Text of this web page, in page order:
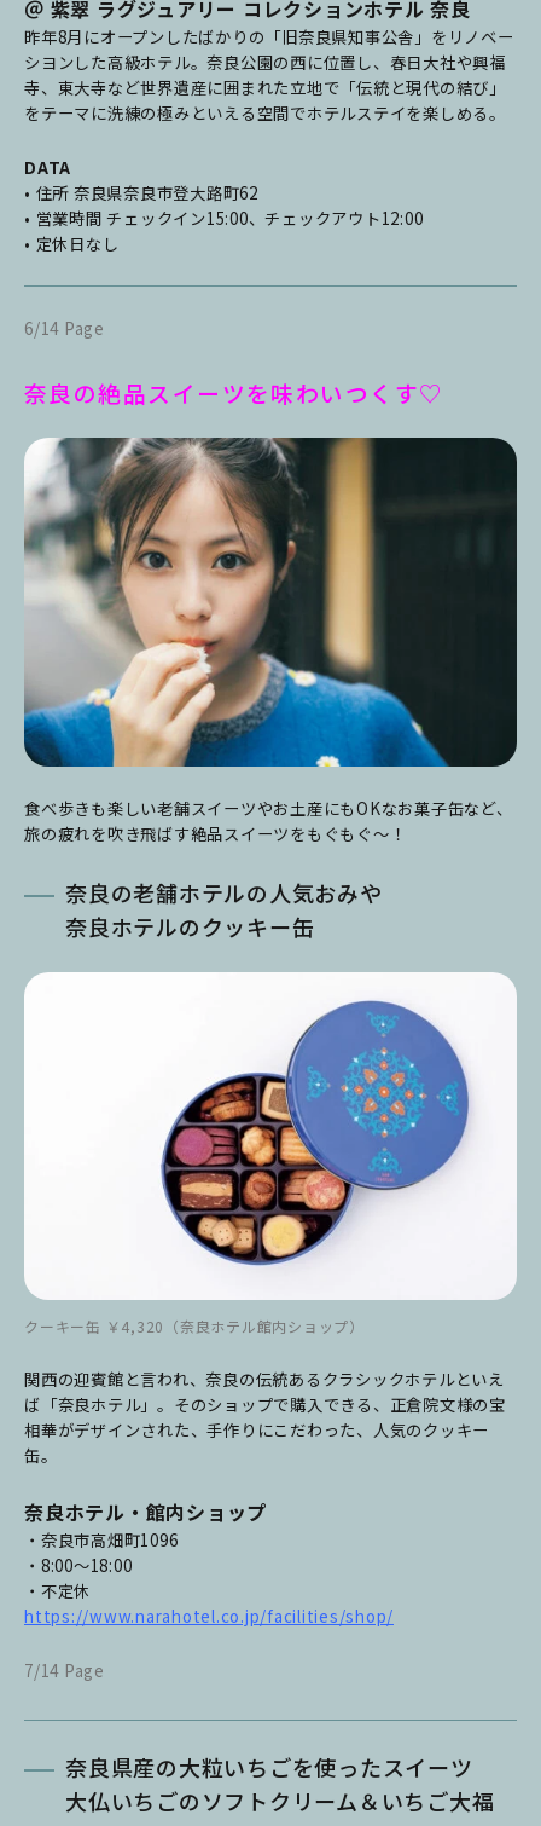
＠ 紫翠 ラグジュアリー コレクションホテル 奈良
昨年8月にオープンしたばかりの「旧奈良県知事公舎」をリノベー
シヨンした高級ホテル。奈良公園の西に位置し、春日大社や興福
寺、東大寺など世界遺産に囲まれた立地で「伝統と現代の結び」
をテーマに洗練の極みといえる空間でホテルステイを楽しめる。
DATA
• 住所 奈良県奈良市登大路町62
• 営業時間 チェックイン15:00、チェックアウト12:00
• 定休日なし
6/14 Page
奈良の絶品スイーツを味わいつくす♡
食べ歩きも楽しい老舗スイーツやお土産にもOKなお菓子缶など、
旅の疲れを吹き飛ばす絶品スイーツをもぐもぐ～！
奈良の老舗ホテルの人気おみや
奈良ホテルのクッキー缶
クーキー缶 ￥4,320（奈良ホテル館内ショップ）
関西の迎賓館と言われ、奈良の伝統あるクラシックホテルといえ
ば「奈良ホテル」。そのショップで購入できる、正倉院文様の宝
相華がデザインされた、手作りにこだわった、人気のクッキー
缶。
奈良ホテル・館内ショップ
・奈良市高畑町1096
・8:00～18:00
・不定休
https://www.narahotel.co.jp/facilities/shop/
7/14 Page
奈良県産の大粒いちごを使ったスイーツ
大仏いちごのソフトクリーム＆いちご大福